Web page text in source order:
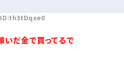
ID:th3tDqxe0
いだ金で買ってるで